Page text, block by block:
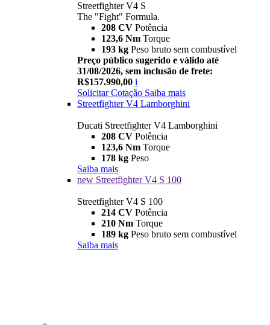
Streetfighter V4 S
The "Fight" Formula.
208 CV Potência
123,6 Nm Torque
193 kg Peso bruto sem combustível
Preço público sugerido e válido até
31/08/2026, sem inclusão de frete:
R$157.990,00 i
Solicitar Cotação Saiba mais
Streetfighter V4 Lamborghini
Ducati Streetfighter V4 Lamborghini
208 CV Potência
123,6 Nm Torque
178 kg Peso
Saiba mais
new Streetfighter V4 S 100
Streetfighter V4 S 100
214 CV Potência
210 Nm Torque
189 kg Peso bruto sem combustível
Saiba mais